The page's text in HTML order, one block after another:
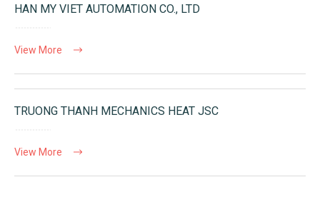
HAN MY VIET AUTOMATION CO., LTD
View More
TRUONG THANH MECHANICS HEAT JSC
View More